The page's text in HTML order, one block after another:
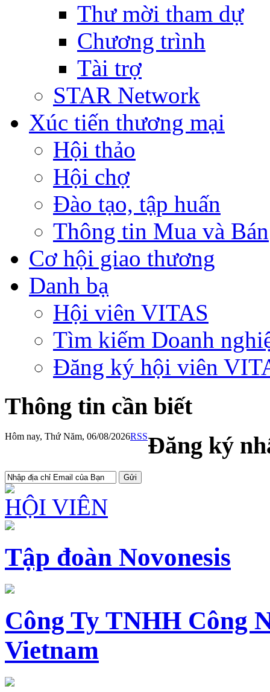
Thư mời tham dự
Chương trình
Tài trợ
STAR Network
Xúc tiến thương mại
Hội thảo
Hội chợ
Đào tạo, tập huấn
Thông tin Mua và Bán
Cơ hội giao thương
Danh bạ
Hội viên VITAS
Tìm kiếm Doanh
Đăng ký hội viên
Thông tin cần biết
Hôm nay, Thứ Năm, 06/08/2026RSSĐăng ký
HỘI VIÊN
Tập đoàn Novonesis
Công Ty TNHH Công
Vietnam